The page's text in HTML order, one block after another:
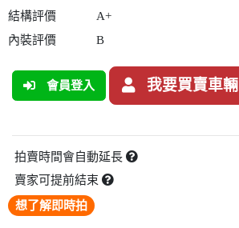
結構評價
A+
內裝評價
B
會員登入 我要買賣車輛
拍賣時間會自動延長
賣家可提前結束
想了解即時拍